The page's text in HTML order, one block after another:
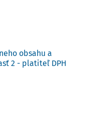
obsahu a
2 - platiteľ DPH